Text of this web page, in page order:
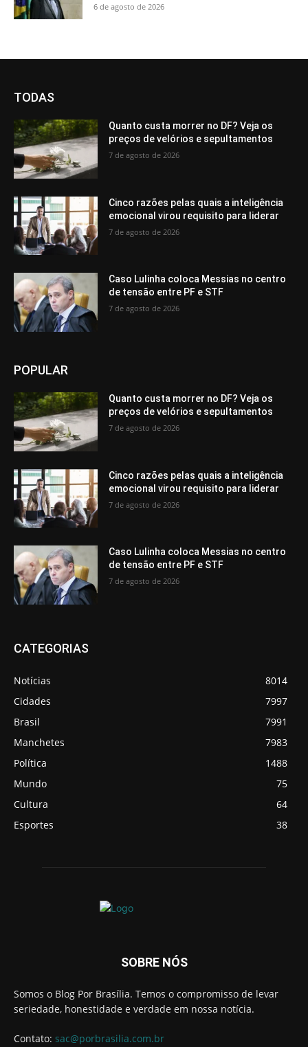
6 de agosto de 2026
TODAS
Quanto custa morrer no DF? Veja os
preços de velórios e sepultamentos
7 de agosto de 2026
Cinco razões pelas quais a inteligência
emocional virou requisito para liderar
7 de agosto de 2026
Caso Lulinha coloca Messias no centro
de tensão entre PF e STF
7 de agosto de 2026
POPULAR
Quanto custa morrer no DF? Veja os
preços de velórios e sepultamentos
7 de agosto de 2026
Cinco razões pelas quais a inteligência
emocional virou requisito para liderar
7 de agosto de 2026
Caso Lulinha coloca Messias no centro
de tensão entre PF e STF
7 de agosto de 2026
CATEGORIAS
Notícias
8014
Cidades
7997
Brasil
7991
Manchetes
7983
Política
1488
Mundo
75
Cultura
64
Esportes
38
SOBRE NÓS
Somos o Blog Por Brasília. Temos o compromisso de levar
seriedade, honestidade e verdade em nossa notícia.
Contato: sac@porbrasilia.com.br